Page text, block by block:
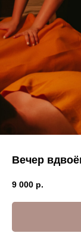
Вечер
9 000 р.